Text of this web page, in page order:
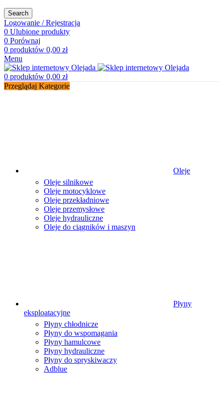
Search
Logowanie / Rejestracja
0 Ulubione produkty
0 Porównaj
0 produktów 0,00 zł
Menu
0 produktów 0,00 zł
Przeglądaj Kategorie
Oleje
Oleje silnikowe
Oleje motocyklowe
Oleje przekładniowe
Oleje przemysłowe
Oleje hydrauliczne
Oleje do ciągników i maszyn
Płyny
eksploatacyjne
Płyny chłodnicze
Płyny do wspomagania
Płyny hamulcowe
Płyny hydrauliczne
Płyny do spryskiwaczy
Adblue